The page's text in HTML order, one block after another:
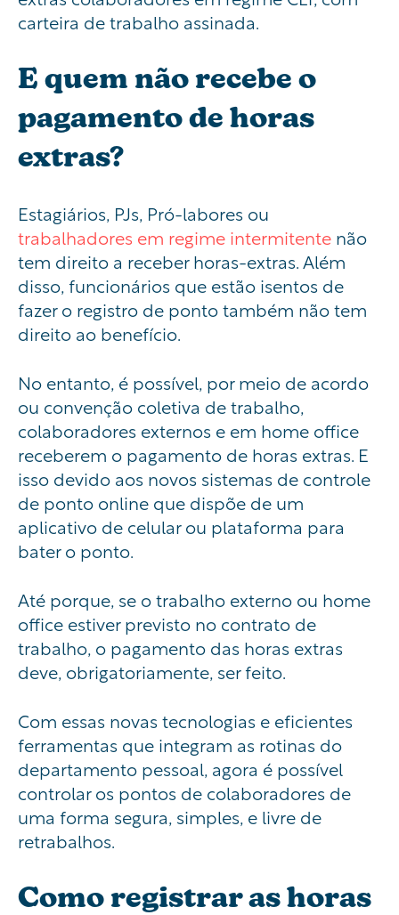
carteira de trabalho assinada.
E quem não recebe o
pagamento de horas
extras?
Estagiários, PJs, Pró-labores ou
trabalhadores em regime intermitente não
tem direito a receber horas-extras. Além
disso,funcionários que estão isentos de
fazer o registro de pontotambém não tem
direito ao benefício.
No entanto, é possível, por meio de acordo
ou convenção coletiva de trabalho,
colaboradores externos e em home office
receberem o pagamento de horas extras. E
isso devido aos novos sistemas de controle
de ponto online que dispõe de um
aplicativo de celular ou plataforma para
bater o ponto.
Até porque, se o trabalho externo ou home
office estiver previsto no contrato de
trabalho, o pagamento das horas extras
deve, obrigatoriamente, ser feito.
Com essas novas tecnologias e eficientes
ferramentas que integram as rotinas do
departamento pessoal, agora é possível
controlar os pontos de colaboradores de
uma forma segura, simples, e livre de
retrabalhos.
Como registrar as horas